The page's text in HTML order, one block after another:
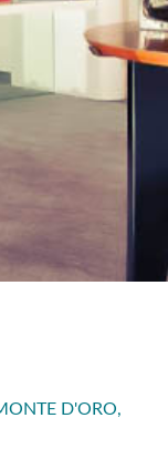
D'ORO,